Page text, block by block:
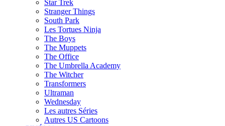
Star Trek
Stranger Things
South Park
Les Tortues Ninja
The Boys
The Muppets
The Office
The Umbrella Academy
The Witcher
Transformers
Ultraman
Wednesday
Les autres Séries
Autres US Cartoons